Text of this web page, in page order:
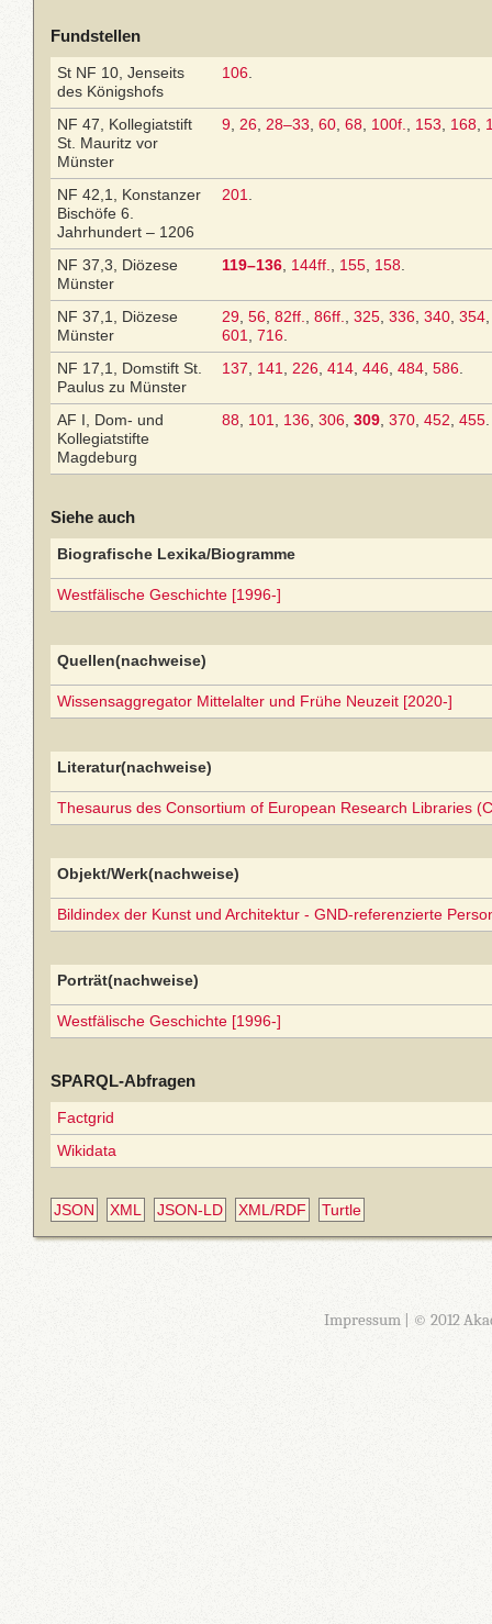
Fundstellen
St NF 10, Jenseits
des Königshofs
106
NF 47, Kollegiatstift
St. Mauritz vor
Münster
9 26 28–33 60 68 100f. 153 168
NF 42,1, Konstanzer
Bischöfe 6.
Jahrhundert – 1206
201
NF 37,3, Diözese
Münster
119–136 144ff. 155 158
NF 37,1, Diözese
Münster
29 56 82ff. 86ff. 325 336 340 354
601
716
NF 17,1, Domstift St.
Paulus zu Münster
137 141 226 414 446 484 586
AF I, Dom- und
Kollegiatstifte
Magdeburg
88 101 136 306 309 370 452 455
Siehe auch
Biografische Lexika/Biogramme
Westfälische Geschichte [1996-]
Quellen(nachweise)
Wissensaggregator Mittelalter und Frühe Neuzeit [2020-]
Literatur(nachweise)
Thesaurus des Consortium of European Research Libraries
Objekt/Werk(nachweise)
Bildindex der Kunst und Architektur - GND-referenzierte
Porträt(nachweise)
Westfälische Geschichte [1996-]
SPARQL-Abfragen
Factgrid
Wikidata
JSON XML JSON-LD XML/RDF Turtle
Impressum| © 2012